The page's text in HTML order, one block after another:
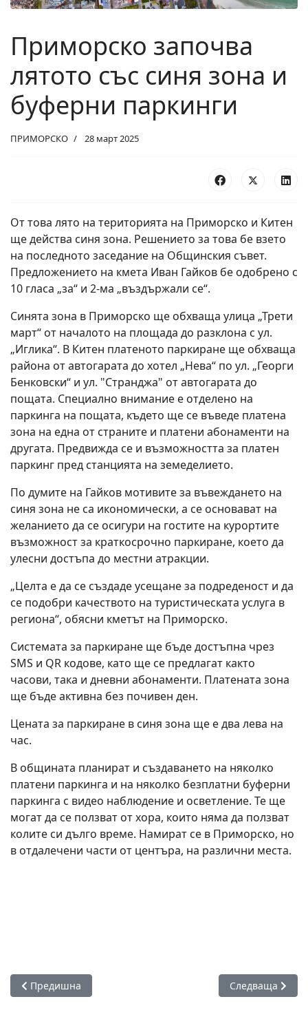
Приморско започва
лятото със синя зона и
буферни паркинги
ПРИМОРСКО 28 март 2025
От това лято на територията на Приморско и Китен
ще действа синя зона. Решението за това бе взето
на последното заседание на Общинския съвет.
Предложението на кмета Иван Гайков бе одобрено с
10 гласа „за“ и 2-ма „въздържали се“.
Синята зона в Приморско ще обхваща улица „Трети
март“ от началото на площада до разклона с ул.
„Иглика“. В Китен платеното паркиране ще обхваща
района от автогарата до хотел „Нева“ по ул. „Георги
Бенковски“ и ул. "Странджа" от автогарата до
пощата. Специално внимание е отделено на
паркинга на пощата, където ще се въведе платена
зона на една от страните и платени абонаменти на
другата. Предвижда се и възможността за платен
паркинг пред станцията на земеделието.
По думите на Гайков мотивите за въвеждането на
синя зона не са икономически, а се основават на
желанието да се осигури на гостите на курортите
възможност за краткосрочно паркиране, което да
улесни достъпа до местни атракции.
„Целта е да се създаде усещане за подреденост и да
се подобри качеството на туристическата услуга в
региона“, обясни кметът на Приморско.
Системата за паркиране ще бъде достъпна чрез
SMS и QR кодове, като ще се предлагат както
часови, така и дневни абонаменти. Платената зона
ще бъде активна без почивен ден.
Цената за паркиране в синя зона ще е два лева на
час.
В общината планират и създаването на няколко
платени паркинга и на няколко безплатни буферни
паркинга с видео наблюдение и осветление. Те ще
могат да се ползват от хора, които няма да ползват
колите си дълго време. Намират се в Приморско, но
в отдалечени части от центъра, на различни места.
Предишна статия: Киномагия предстои за малки и големи
Предишна Следваща
Следваща